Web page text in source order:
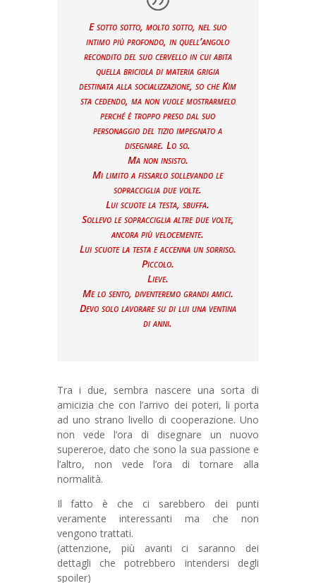
E sotto sotto, molto sotto, nel suo
intimo più profondo, in quell’angolo
recondito del suo cervello in cui abita
quella briciola di materia grigia
destinata alla socializzazione, so che Kim
sta cedendo, ma non vuole mostrarmelo
perché è troppo preso dal suo
personaggio del tizio impegnato a
disegnare. Lo so.
Ma non insisto.
Mi limito a fissarlo sollevando le
sopracciglia due volte.
Lui scuote la testa, sbuffa.
Sollevo le sopracciglia altre due volte,
ancora più velocemente.
Lui scuote la testa e accenna un sorriso.
Piccolo.
Lieve.
Me lo sento, diventeremo grandi amici.
Devo solo lavorare su di lui una ventina
di anni.
Tra i due, sembra nascere una sorta di
amicizia che con l’arrivo dei poteri, li porta
ad uno strano livello di cooperazione. Uno
non vede l’ora di disegnare un nuovo
supereroe, dato che sono la sua passione e
l’altro, non vede l’ora di tornare alla
normalità.
Il fatto è che ci sarebbero dei punti
veramente interessanti ma che non
vengono trattati.
(attenzione, più avanti ci saranno dei
dettagli che potrebbero intendersi degli
spoiler)